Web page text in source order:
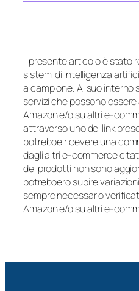
Il presente articolo è stato
sistemi di intelligenza
a campione. Al suo
servizi che possono
Amazon e/o su altri e-
attraverso uno dei link
potrebbe ricevere una
dagli altri e-commerce
dei prodotti non sono
potrebbero subire
sempre necessario
Amazon e/o su altri e-